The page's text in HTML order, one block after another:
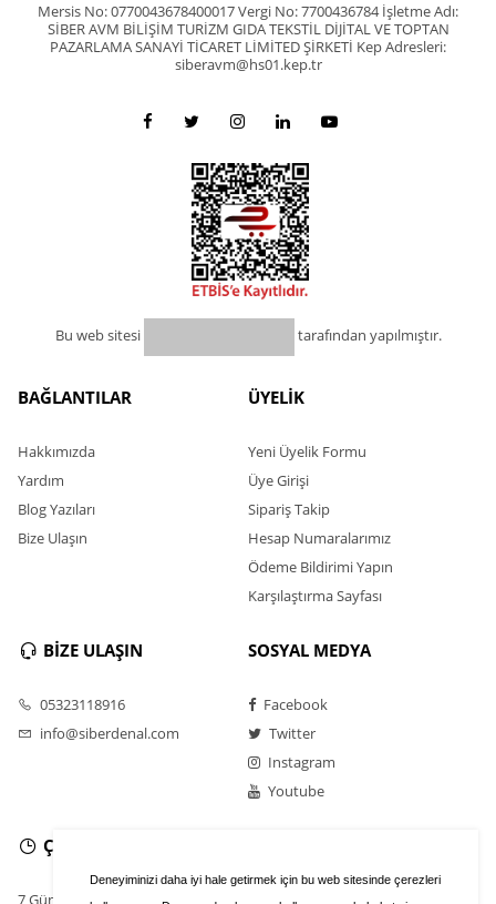
Deneyiminizi daha iyi hale getirmek için bu web sitesinde çerezleri
Mersis No: 0770043678400017 Vergi No: 7700436784 İşletme Adı:
SİBER AVM BİLİŞİM TURİZM GIDA TEKSTİL DİJİTAL VE TOPTAN
PAZARLAMA SANAYİ TİCARET LİMİTED ŞİRKETİ Kep Adresleri:
siberavm@hs01.kep.tr
Bu web sitesi tarafından yapılmıştır.
BAĞLANTILAR
Hakkımızda
Yardım
Blog Yazıları
Bize Ulaşın
ÜYELİK
Yeni Üyelik Formu
Üye Girişi
Sipariş Takip
Hesap Numaralarımız
Ödeme Bildirimi Yapın
Karşılaştırma Sayfası
BİZE ULAŞIN
05323118916
info@siberdenal.com
SOSYAL MEDYA
Facebook
Twitter
Instagram
Youtube
ÇALIŞMA SAATLERİ
7 Gün / 24 Saat